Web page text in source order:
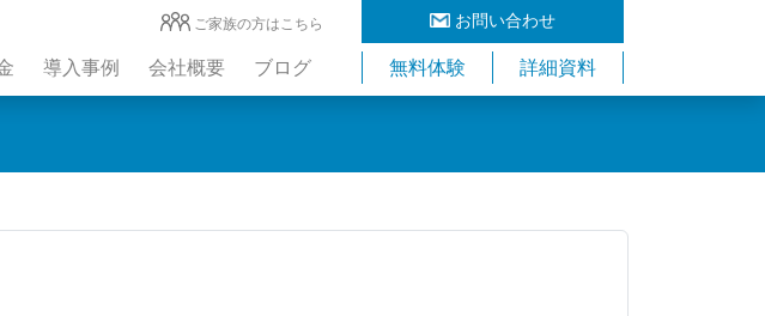
お問い合わせ
ご家族の方はこちら
導入事例 会社概要 ブログ 無料体験 詳細資料